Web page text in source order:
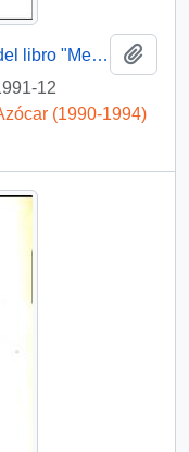
[Invitación al acto de lanzamiento del libro "Memoria del cardenal Raúl Silva Henríquez]
12
(1990-1994)